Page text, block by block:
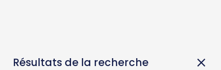
Résultats de la recherche